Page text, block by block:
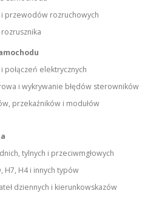
przewodów rozruchowych
elektrycznych
i wykrywanie błędów sterowników
przekaźników i modułów
tylnych i przeciwmgłowych
H7, H4 i innych typów
dziennych i kierunkowskazów